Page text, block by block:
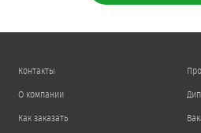
Контакты
О компании
Как заказать